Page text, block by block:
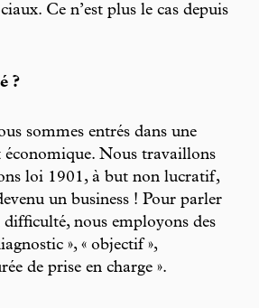
Ce n’est plus le cas depuis
?
sommes entrés dans une
Nous travaillons
loi 1901, à but non lucratif,
un business ! Pour parler
difficulté, nous employons des
», « objectif »,
de prise en charge ».